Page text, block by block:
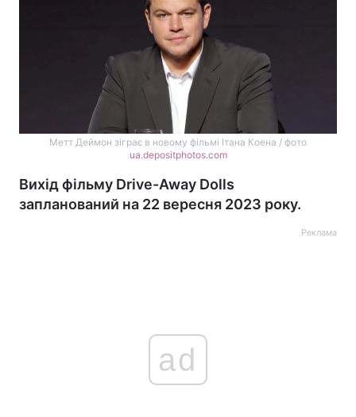
Метт Деймон зіграє в новому фільмі Ітана Коена / фото
ua.depositphotos.com
Вихід фільму Drive-Away Dolls
запланований на 22 вересня 2023 року.
Реклама
ad